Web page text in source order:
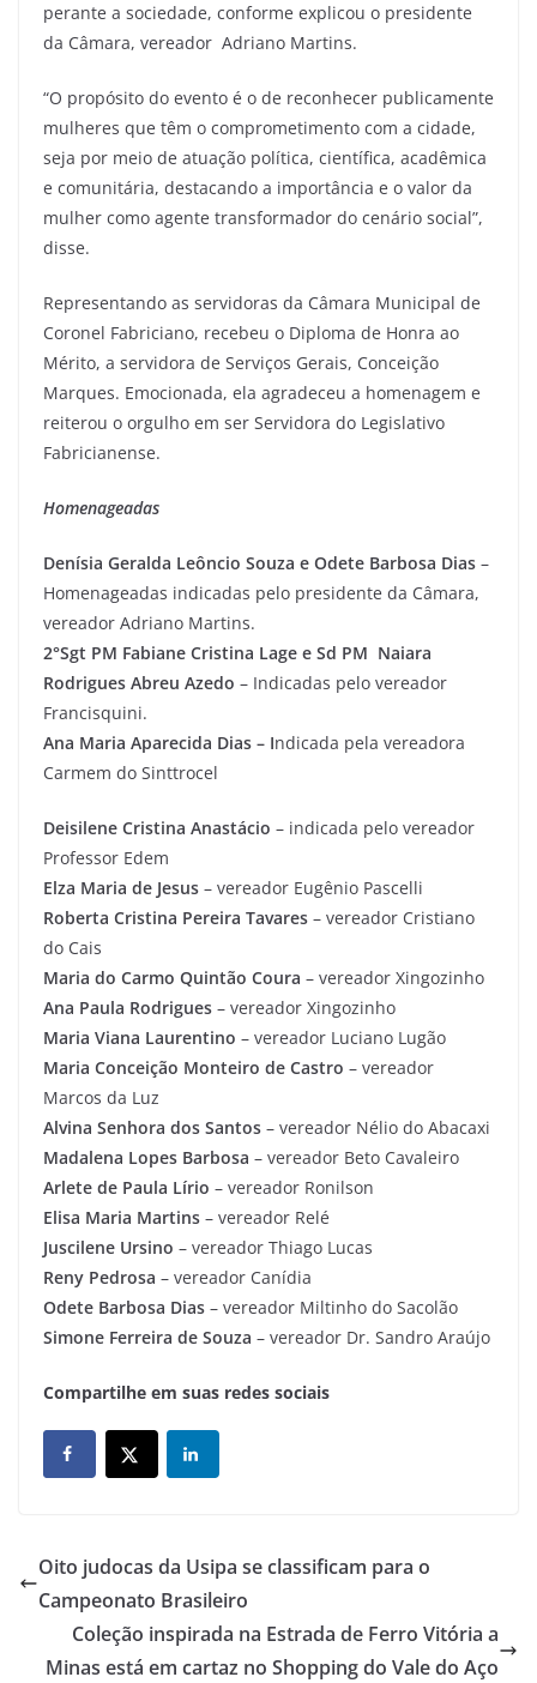
perante a sociedade, conforme explicou o presidente
da Câmara, vereador Adriano Martins.
“O propósito do evento é o de reconhecer publicamente
mulheres que têm o comprometimento com a cidade,
seja por meio de atuação política, científica, acadêmica
e comunitária, destacando a importância e o valor da
mulher como agente transformador do cenário social”,
disse.
Representando as servidoras da Câmara Municipal de
Coronel Fabriciano, recebeu o Diploma de Honra ao
Mérito, a servidora de Serviços Gerais, Conceição
Marques. Emocionada, ela agradeceu a homenagem e
reiterou o orgulho em ser Servidora do Legislativo
Fabricianense.
Homenageadas
Denísia Geralda Leôncio Souza e Odete Barbosa Dias –
Homenageadas indicadas pelo presidente da Câmara,
vereador Adriano Martins.
2°Sgt PM Fabiane Cristina Lage e Sd PM Naiara
Rodrigues Abreu Azedo – Indicadas pelo vereador
Francisquini.
Ana Maria Aparecida Dias – Indicada pela vereadora
Carmem do Sinttrocel
Deisilene Cristina Anastácio – indicada pelo vereador
Professor Edem
Elza Maria de Jesus – vereador Eugênio Pascelli
Roberta Cristina Pereira Tavares – vereador Cristiano
do Cais
Maria do Carmo Quintão Coura – vereador Xingozinho
Ana Paula Rodrigues – vereador Xingozinho
Maria Viana Laurentino – vereador Luciano Lugão
Maria Conceição Monteiro de Castro – vereador
Marcos da Luz
Alvina Senhora dos Santos – vereador Nélio do Abacaxi
Madalena Lopes Barbosa – vereador Beto Cavaleiro
Arlete de Paula Lírio – vereador Ronilson
Elisa Maria Martins – vereador Relé
Juscilene Ursino – vereador Thiago Lucas
Reny Pedrosa – vereador Canídia
Odete Barbosa Dias – vereador Miltinho do Sacolão
Simone Ferreira de Souza – vereador Dr. Sandro Araújo
Compartilhe em suas redes sociais
Oito judocas da Usipa se classificam para o
Campeonato Brasileiro
Coleção inspirada na Estrada de Ferro Vitória a
Minas está em cartaz no Shopping do Vale do Aço